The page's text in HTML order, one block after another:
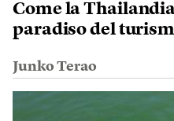
Come la
paradiso del
Junko Terao